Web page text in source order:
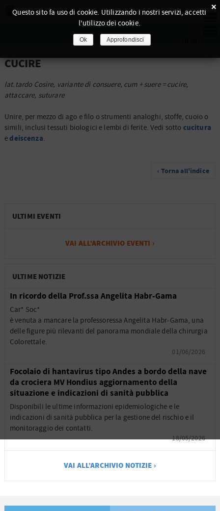
CUCIRE
lat.tardo Cosire, variante di consuere, cum + suere = cucire,
attaccare, suturare
Unire, per mezzo di ago e filo o strumenti analoghi, stoffe, cuoio o
simili, inclusi tessuti biologici e lembi di ferite. Vedi sotto cucitura
e deiscenza.
‹ Torna all'indice
ULTIMI EVENTI
VAI ALL’ARCHIVIO EVENTI ›
ULTIME NOTIZIE
In ricordo della Prof.ssa Angelita Habr-Gama
Car* Soc*
è venuta a mancare la professoressa Angelita Habr-Gama, una
delle figure più rilevanti del panorama mondiale della chirurgia
Colorettale.
01/06/2026
Focolaio di hantavirus tipo Andes a bordo della nave
da crociera MV Hondius aggiornamento della
situazione e indicazioni di sanità pubblica
Disponibili le ultime informazioni epidemiologiche e le
indicazioni di sanità pubblica per la gestione del rischio e il
monitoraggio dei contatti.
18/05/2026
VAI ALL’ARCHIVIO NOTIZIE ›
×
Questo sito fa uso di cookie. Utilizzando i nostri servizi, accetti
l'utilizzo dei cookie.
Ok Approfondisci